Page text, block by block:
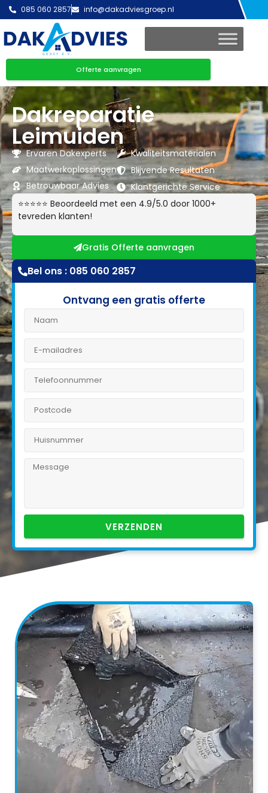
085 060 2857 info@dakadviesgroep.nl
Offerte aanvragen
Dakreparatie
Leimuiden
Ervaren Dakexperts
Maatwerkoplossingen
Betrouwbaar Advies
Kwaliteitsmaterialen
Blijvende Resultaten
Klantgerichte Service
⭐⭐⭐⭐⭐ Beoordeeld met een 4.9/5.0 door 1000+
tevreden klanten!
Gratis Offerte aanvragen
Bel ons : 085 060 2857
Ontvang een gratis offerte
VERZENDEN